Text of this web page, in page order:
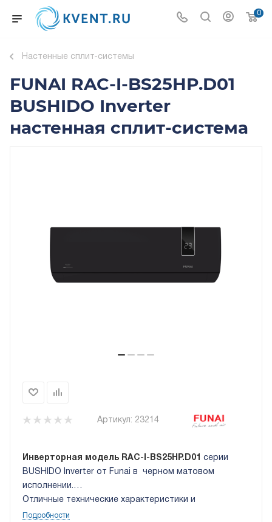
0
Настенные сплит-системы
FUNAI RAC-I-BS25HP.D01
BUSHIDO Inverter
настенная сплит-система
Артикул: 23214
Инверторная модель RAC-I-BS25HP.D01
серии
BUSHIDO Inverter от Funai в черном матовом
исполнении.
Отличные технические характеристики и
сдержанный, но в тоже время современный дизайн в
Подробности